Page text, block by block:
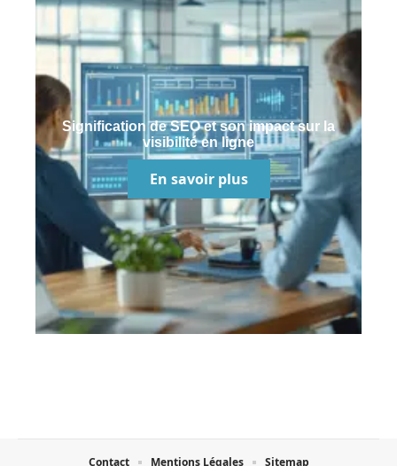
Signification de SEO et son impact sur la
visibilité en ligne
En savoir plus
Contact Mentions Légales Sitemap